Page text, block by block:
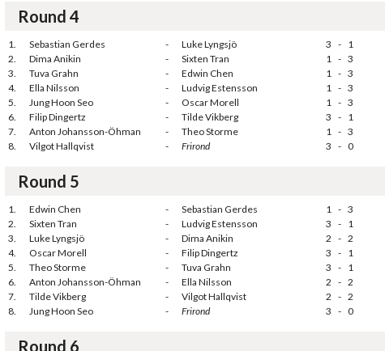
Round 4
1. Sebastian Gerdes - Luke Lyngsjö 3 - 1
2.
Dima Anikin - Sixten Tran 1 - 3
3.
Tuva Grahn - Edwin Chen 1 - 3
4.
Ella Nilsson - Ludvig Estensson 1 - 3
5.
Jung Hoon Seo - Oscar Morell 1 - 3
6.
Filip Dingertz - Tilde Vikberg 3 - 1
7.
Anton Johansson-Öhman - Theo Storme 1 - 3
8.
Vilgot Hallqvist - Frirond 3 - 0
Round 5
1. Edwin Chen - Sebastian Gerdes 1 - 3
2.
Sixten Tran - Ludvig Estensson 3 - 1
3.
Luke Lyngsjö - Dima Anikin 2 - 2
4.
Oscar Morell - Filip Dingertz 3 - 1
5.
Theo Storme - Tuva Grahn 3 - 1
6.
Anton Johansson-Öhman - Ella Nilsson 2 - 2
7.
Tilde Vikberg - Vilgot Hallqvist 2 - 2
8.
Jung Hoon Seo - Frirond 3 - 0
Round 6